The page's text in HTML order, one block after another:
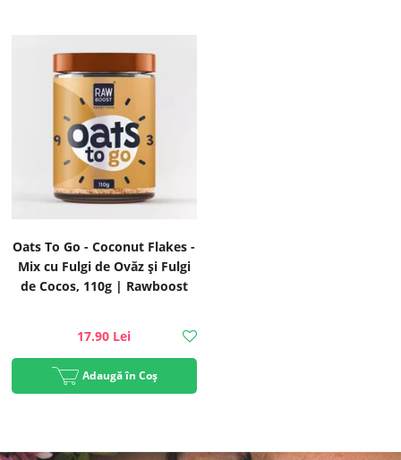
Oats To Go - Coconut Flakes -
Mix cu Fulgi de Ovăz și Fulgi
de Cocos, 110g | Rawboost
17.90 Lei
Adaugă în Coș